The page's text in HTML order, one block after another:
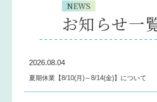
NEWS
お知らせ一
2026.08.04
夏期休業【8/10(月)～8/14(金)】について